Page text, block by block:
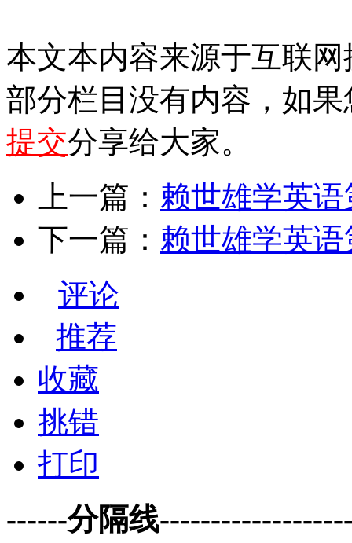
本文本内容来源于互联
部分栏目没有内容，如
提交分享给大家。
上一篇： 赖世雄学英语
下一篇： 赖世雄学英语
评论
推荐
收藏
挑错
打印
------分隔线